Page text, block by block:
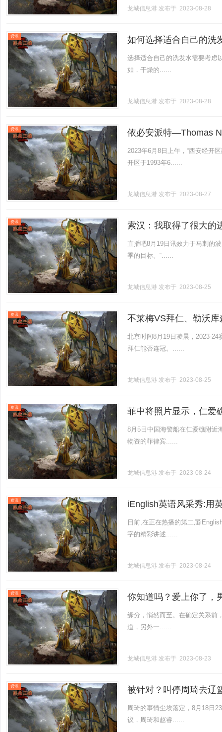
龙城信息港 发布于 2023-08-28
资讯 如何选择适合自己的洗
选择适合自己的洗发水需要考虑
如，干燥的......
龙城信息港 发布于 2023-08-28
资讯 依必安派特—Thomas
2023年6月8日上午，“西安经开
开区于1993年6......
龙城信息港 发布于 2023-08-27
资讯 索汉：我取得了很大的
直播吧8月19日讯效力于马刺的
季的目标。“......
龙城信息港 发布于 2023-08-25
资讯 不莱梅VS拜仁、勒沃
北京时间8月19日凌晨，2023-
拜仁能否连冠。......
龙城信息港 发布于 2023-08-25
资讯 菲中将照片显示，仁爱
8月5日中国海警船在仁爱礁附近
物资的菲律宾......
龙城信息港 发布于 2023-08-24
资讯 iEnglish英语风采秀:用
日前,在正在热播的第二届
字的精彩讲述......
龙城信息港 发布于 2023-08-24
资讯 你知道吗？爱上你了，
缘分，悄然而至。在确定关系前
道，另外一......
龙城信息港 发布于 2023-08-23
资讯 被针对？叫停周琦去辽
周琦的事情尘埃落定，8月18日
议，周琦和赵睿......